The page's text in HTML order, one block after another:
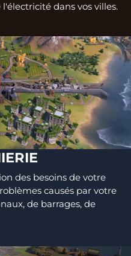
dans vos villes.
des besoins de votre
causés par votre
de barrages, de